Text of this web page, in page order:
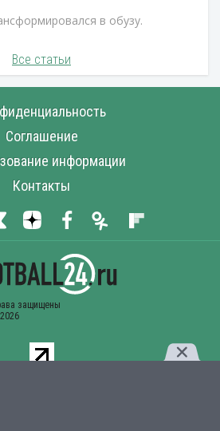
в обузу.
Все статьи
Соглашение
информации
Контакты